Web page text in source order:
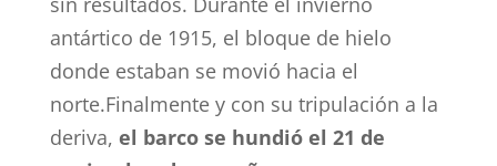
antártico de 1915, el bloque de hielo
donde estaban se movió hacia el
norte.Finalmente y con su tripulación a la
deriva, el barco se hundió el 21 de